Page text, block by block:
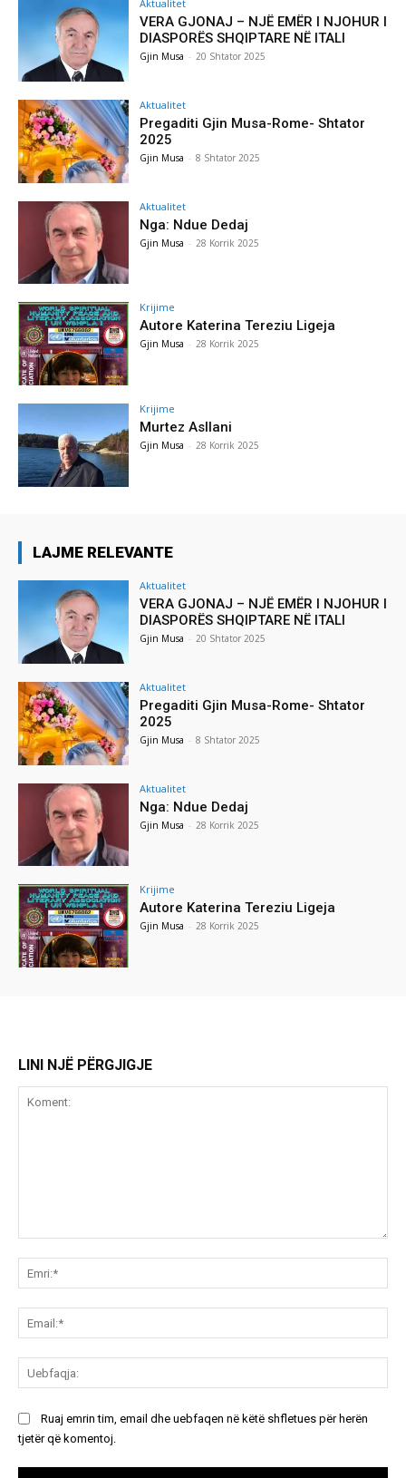
Aktualitet
VERA GJONAJ – NJË EMËR I NJOHUR I
DIASPORËS SHQIPTARE NË ITALI
Gjin Musa - 20 Shtator 2025
Aktualitet
Pregaditi Gjin Musa-Rome- Shtator
2025
Gjin Musa - 8 Shtator 2025
Aktualitet
Nga: Ndue Dedaj
Gjin Musa - 28 Korrik 2025
Krijime
Autore Katerina Tereziu Ligeja
Gjin Musa - 28 Korrik 2025
Krijime
Murtez Asllani
Gjin Musa - 28 Korrik 2025
LAJME RELEVANTE
Aktualitet
VERA GJONAJ – NJË EMËR I NJOHUR I
DIASPORËS SHQIPTARE NË ITALI
Gjin Musa - 20 Shtator 2025
Aktualitet
Pregaditi Gjin Musa-Rome- Shtator
2025
Gjin Musa - 8 Shtator 2025
Aktualitet
Nga: Ndue Dedaj
Gjin Musa - 28 Korrik 2025
Krijime
Autore Katerina Tereziu Ligeja
Gjin Musa - 28 Korrik 2025
LINI NJË PËRGJIGJE
Ruaj emrin tim, email dhe uebfaqen në këtë shfletues për herën
tjetër që komentoj.